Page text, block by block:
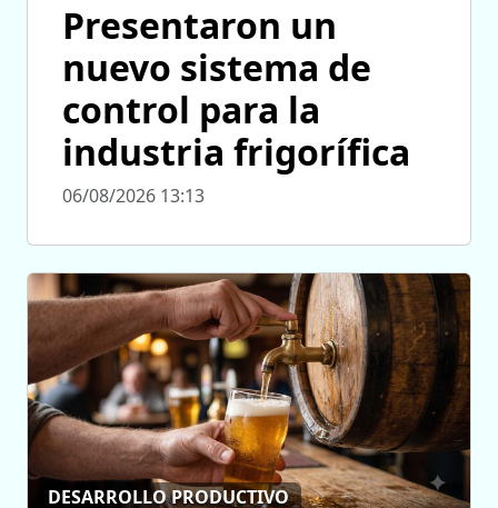
Presentaron un
nuevo sistema de
control para la
industria frigorífica
06/08/2026 13:13
DESARROLLO PRODUCTIVO